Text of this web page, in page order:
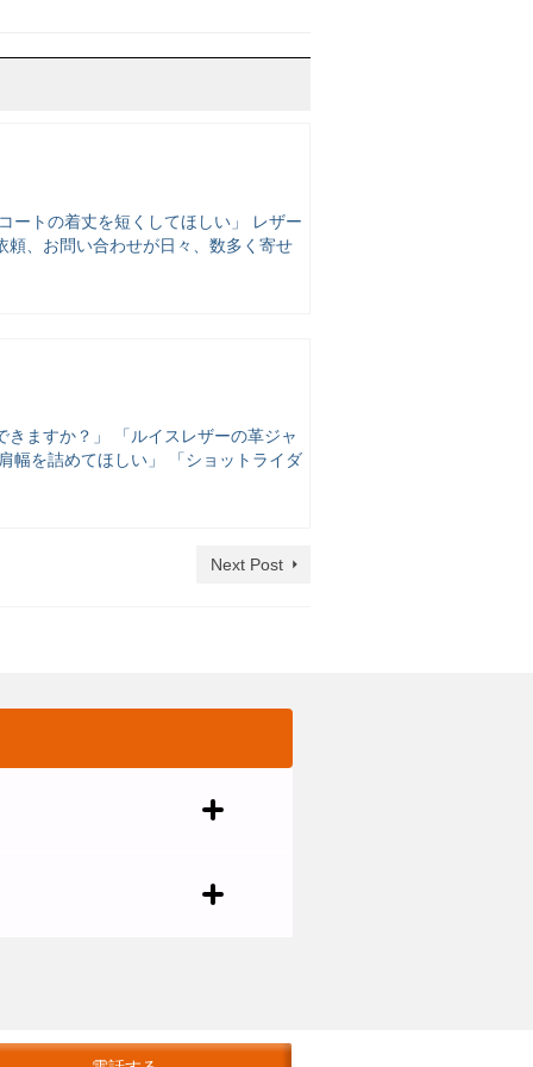
ートの着丈を短くしてほしい」 レザー
、お問い合わせが日々、数多く寄せ
ますか？」 「ルイスレザーの革ジャ
幅を詰めてほしい」 「ショットライダ
Next Post